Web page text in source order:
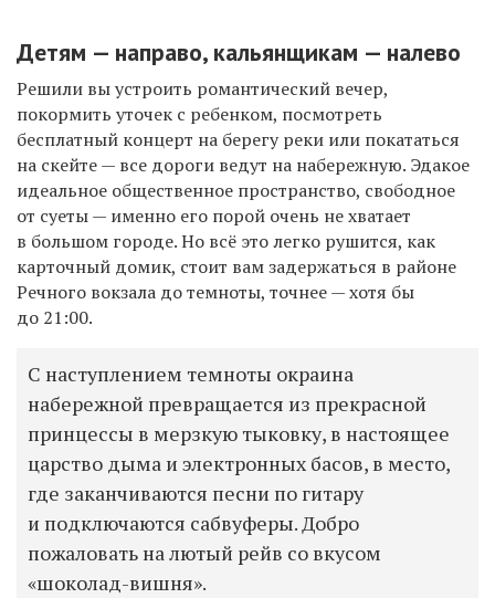
Детям — направо, кальянщикам — налево
Решили вы устроить романтический вечер,
покормить уточек с ребенком, посмотреть
бесплатный концерт на берегу реки или покататься
на скейте — все дороги ведут на набережную. Эдакое
идеальное общественное пространство, свободное
от суеты — именно его порой очень не хватает
в большом городе. Но всё это легко рушится, как
карточный домик, стоит вам задержаться в районе
Речного вокзала до темноты, точнее — хотя бы
до 21:00.
С наступлением темноты окраина
набережной превращается из прекрасной
принцессы в мерзкую тыковку, в настоящее
царство дыма и электронных басов, в место,
где заканчиваются песни по гитару
и подключаются сабвуферы. Добро
пожаловать на лютый рейв со вкусом
«шоколад-вишня».